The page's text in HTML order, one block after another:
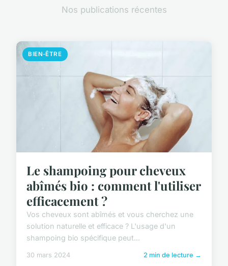
Nos publications récentes
BIEN-ÊTRE
Le shampoing pour cheveux
abîmés bio : comment l'utiliser
efficacement ?
Vos cheveux sont abîmés et vous cherchez une
solution naturelle et efficace ? L'usage d'un
shampoing bio spécifique peut...
30 mars 2024 2 min de lecture →